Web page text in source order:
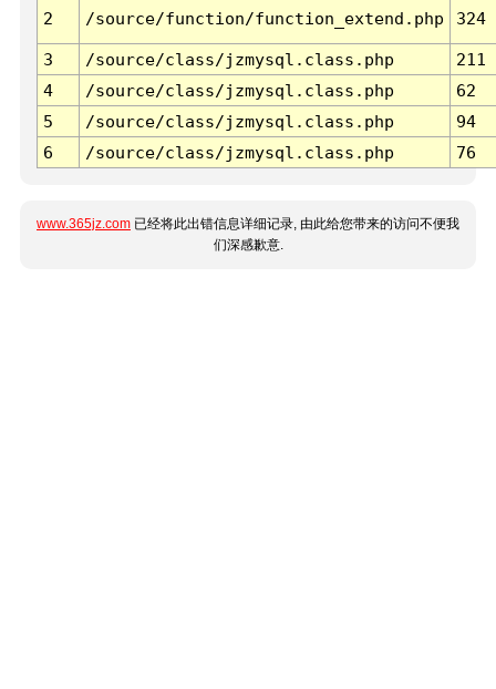
2 /source/function/function_extend.php 324
3 /source/class/jzmysql.class.php
211
4
/source/class/jzmysql.class.php
62
5
/source/class/jzmysql.class.php
94
6
/source/class/jzmysql.class.php 76
www.365jz.com 已经将此出错信息详细记录, 由此给您带来的访问不便我
们深感歉意.